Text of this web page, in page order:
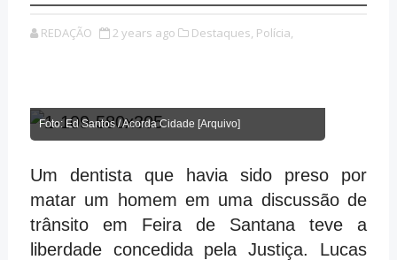
REDAÇÃO 2 years ago Destaques, Polícia,
Foto: Ed Santos / Acorda Cidade [Arquivo]
Um dentista que havia sido preso por
matar um homem em uma discussão de
trânsito em Feira de Santana teve a
liberdade concedida pela Justiça. Lucas